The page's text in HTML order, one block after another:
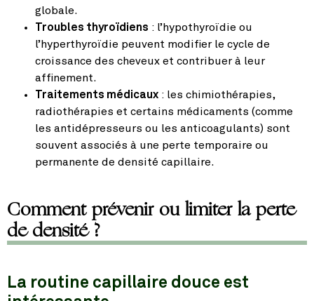
globale.
Troubles thyroïdiens : l’hypothyroïdie ou
l’hyperthyroïdie peuvent modifier le cycle de
croissance des cheveux et contribuer à leur
affinement.
Traitements médicaux : les chimiothérapies,
radiothérapies et certains médicaments (comme
les antidépresseurs ou les anticoagulants) sont
souvent associés à une perte temporaire ou
permanente de densité capillaire.
Comment prévenir ou limiter la perte
de densité ?
La routine capillaire douce est